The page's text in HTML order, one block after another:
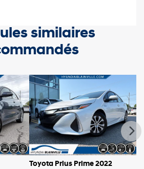
similaires
Toyota Prius Prime 2022